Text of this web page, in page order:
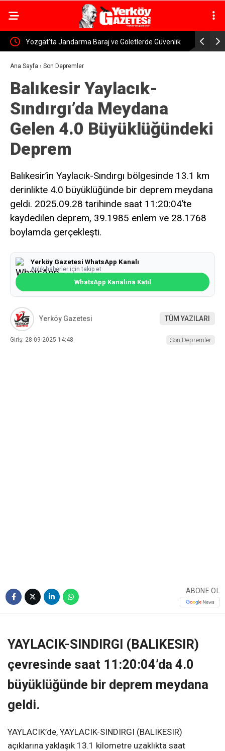
Yozgat’ta Jandarma Baraj ve Göletlerde Güvenlik
Denetimi
Yerköy-
Ana Sayfa › Son Depremler
Balıkesir Yaylacık-
Sındırgı’da Meydana
Gelen 4.0 Büyüklüğündeki
Deprem
Balıkesir’in Yaylacık-Sındırgı bölgesinde 13.1 km
derinlikte 4.0 büyüklüğünde bir deprem meydana
geldi. 2025.09.28 tarihinde saat 11:20:04’te
kaydedilen deprem, 39.1985 enlem ve 28.1768
boylamda gerçekleşti.
Yerköy Gazetesi WhatsApp Kanalı
Anlık haberler için takip et
WhatsApp Kanalına Katıl
Yerköy Gazetesi TÜM YAZILARI
Giriş: 28-09-2025 14:48 Son Depremler
ABONE OL
YAYLACIK-SINDIRGI (BALIKESIR)
çevresinde saat 11:20:04’da 4.0
büyüklüğünde bir deprem meydana
geldi.
YAYLACIK’de, YAYLACIK-SINDIRGI (BALIKESIR)
açıklarına yaklaşık 13.1 kilometre uzaklıkta saat